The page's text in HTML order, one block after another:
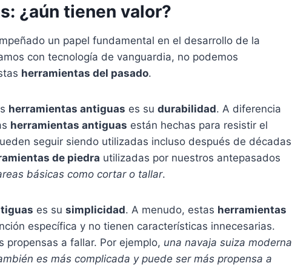
¿aún tienen valor?
un papel fundamental en el desarrollo de la
con tecnología de vanguardia, no podemos
herramientas del pasado.
herramientas antiguas es su durabilidad. A diferencia
herramientas antiguas están hechas para resistir el
seguir siendo utilizadas incluso después de décadas
de piedra utilizadas por nuestros antepasados
básicas como cortar o tallar.
es su simplicidad. A menudo, estas herramientas
específica y no tienen características innecesarias.
propensas a fallar. Por ejemplo, una navaja suiza moderna
es más complicada y puede ser más propensa a